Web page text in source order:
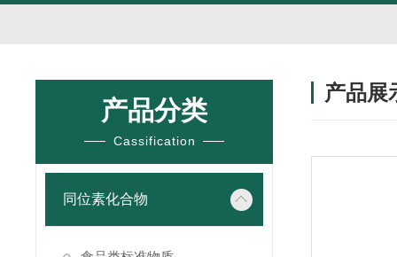
产品分类
Cassification
同位素化合物
产品展